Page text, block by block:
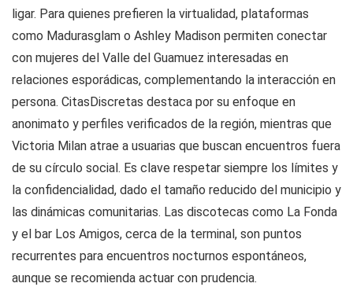
ligar. Para quienes prefieren la virtualidad, plataformas
como Madurasglam o Ashley Madison permiten conectar
con mujeres del Valle del Guamuez interesadas en
relaciones esporádicas, complementando la interacción en
persona. CitasDiscretas destaca por su enfoque en
anonimato y perfiles verificados de la región, mientras que
Victoria Milan atrae a usuarias que buscan encuentros fuera
de su círculo social. Es clave respetar siempre los límites y
la confidencialidad, dado el tamaño reducido del municipio y
las dinámicas comunitarias. Las discotecas como La Fonda
y el bar Los Amigos, cerca de la terminal, son puntos
recurrentes para encuentros nocturnos espontáneos,
aunque se recomienda actuar con prudencia.